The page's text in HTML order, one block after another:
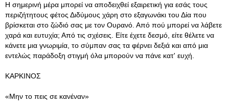
Η σημερινή μέρα μπορεί να αποδειχθεί εξαιρετική για εσάς τους
περιζήτητους φέτος Διδύμους χάρη στο εξαγωνάκι του Δία που
βρίσκεται στο ζώδιό σας με τον Ουρανό. Από πού μπορεί να λάβετε
χαρά και ευτυχία; Από τις σχέσεις. Είτε έχετε δεσμό, είτε θέλετε να
κάνετε μια γνωριμία, το σύμπαν σας τα φέρνει δεξιά και από μια
εντελώς παράδοξη στιγμή όλα μπορούν να πάνε κατ' ευχή.
ΚΑΡΚΙΝΟΣ
«Μην το πεις σε κανέναν»